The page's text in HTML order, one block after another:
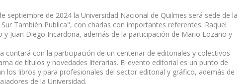
septiembre de 2024 la Universidad Nacional de Quilmes será sede de la
Sur También Publica", con charlas con importantes referentes: Raquel
y Juan Diego Incardona, además de la participación de Mario Lozano y
contará con la participación de un centenar de editoriales y colectivos
de títulos y novedades literarias. El evento editorial es un punto de
los libros y para profesionales del sector editorial y gráfico, además de
de la Universidad.